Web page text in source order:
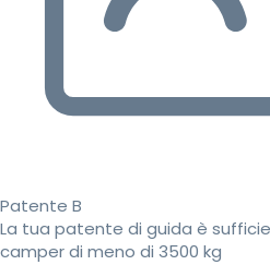
Patente B
La tua patente di guida è
camper di meno di 3500 kg